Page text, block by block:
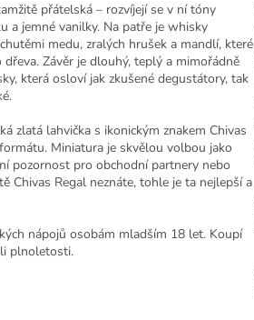
přátelská – rozvíjejí se v ní tóny
a jemné vanilky. Na patře je whisky
medu, zralých hrušek a mandlí, které
Závěr je dlouhý, teplý a mimořádně
která osloví jak zkušené degustátory, tak
zlatá lahvička s ikonickým znakem Chivas
Miniatura je skvělou volbou jako
pozornost pro obchodní partnery nebo
Chivas Regal neznáte, tohle je ta nejlepší a
nápojů osobám mladším 18 let. Koupí
plnoletosti.